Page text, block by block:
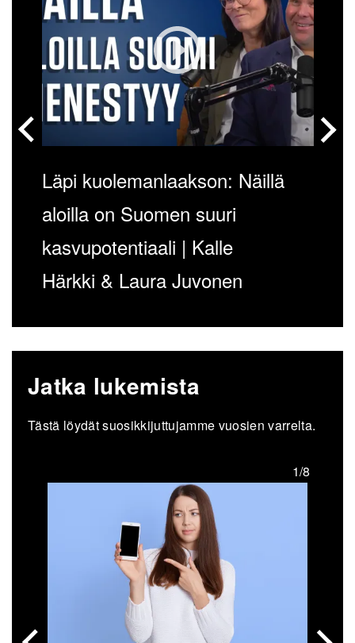
Läpi kuolemanlaakson: Näillä
aloilla on Suomen suuri
kasvupotentiaali | Kalle
Härkki & Laura Juvonen
Jatka lukemista
Tästä löydät suosikkijuttujamme vuosien varrelta.
1/8